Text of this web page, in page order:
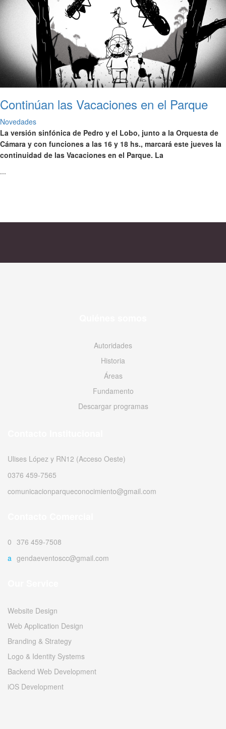
Continúan las Vacaciones en el Parque
Novedades
La versión sinfónica de Pedro y el Lobo, junto a la Orquesta de
Cámara y con funciones a las 16 y 18 hs., marcará este jueves la
continuidad de las Vacaciones en el Parque. La
...
Autoridades
Historia
Áreas
Fundamento
Descargar programas
Ulises López y RN12 (Acceso Oeste)
0376 459-7565
comunicacionparqueconocimiento@gmail.com
0376 459-7508
agendaeventoscc@gmail.com
Website Design
Web Application Design
Branding & Strategy
Logo & Identity Systems
Backend Web Development
iOS Development